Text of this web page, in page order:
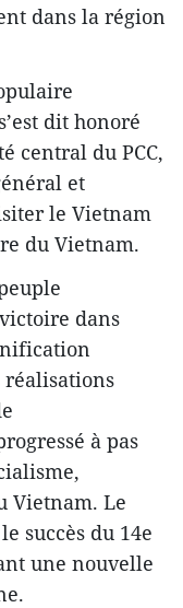
dans la région
dit honoré
central du PCC,
et
le Vietnam
du Vietnam.
dans
à pas
Vietnam. Le
succès du 14e
une nouvelle